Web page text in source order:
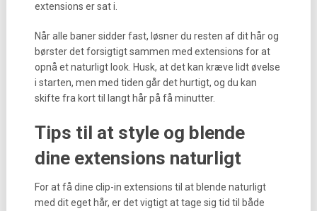
extensions er sat i.
Når alle baner sidder fast, løsner du resten af dit hår og
børster det forsigtigt sammen med extensions for at
opnå et naturligt look. Husk, at det kan kræve lidt øvelse
i starten, men med tiden går det hurtigt, og du kan
skifte fra kort til langt hår på få minutter.
Tips til at style og blende
dine extensions naturligt
For at få dine clip-in extensions til at blende naturligt
med dit eget hår, er det vigtigt at tage sig tid til både